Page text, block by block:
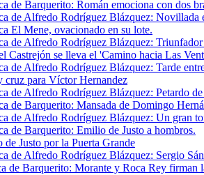
de Barquerito: Román emociona con dos
de Alfredo Rodríguez Blázquez: Novillada
El Mene, ovacionado en su lote.
de Alfredo Rodríguez Blázquez: Triunfador
Castrejón se lleva el 'Camino hacia Las
de Alfredo Rodríguez Blázquez: Tarde
cruz para Víctor Hernandez
de Alfredo Rodríguez Blázquez: Petardo
de Barquerito: Mansada de Domingo
de Alfredo Rodríguez Blázquez: Un gran
de Barquerito: Emilio de Justo a hombros.
Justo por la Puerta Grande
de Alfredo Rodríguez Blázquez: Sergio
de Barquerito: Morante y Roca Rey firman